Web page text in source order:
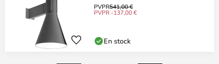
PVPR541,00 €
PVPR -137,00 €
En stock